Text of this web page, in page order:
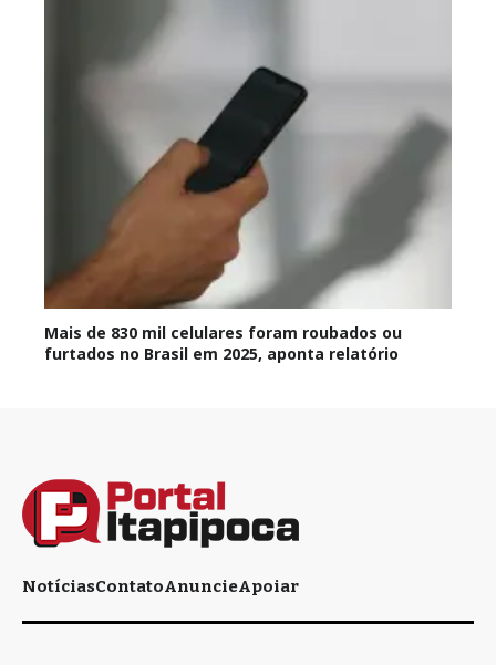
Mais de 830 mil celulares foram roubados ou
furtados no Brasil em 2025, aponta relatório
NotíciasContatoAnuncieApoiar